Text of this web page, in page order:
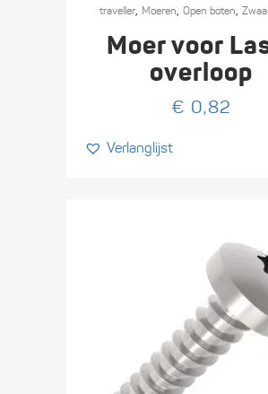
traveller, Moeren, Open boten,
Moer voor
overloop
€ 0,82
Verlanglijst